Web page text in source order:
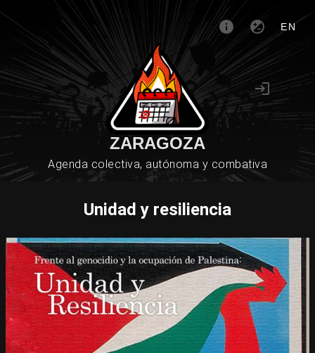
EN
ZARAGOZA
Agenda colectiva, autónoma y combativa
Unidad y resiliencia